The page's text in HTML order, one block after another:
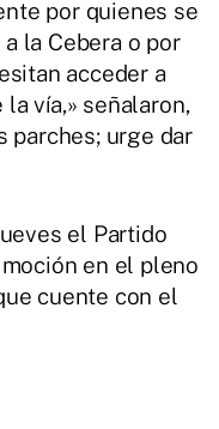
por quienes se
la Cebera o por
acceder a
vía,» señalaron,
parches; urge dar
el Partido
en el pleno
cuente con el